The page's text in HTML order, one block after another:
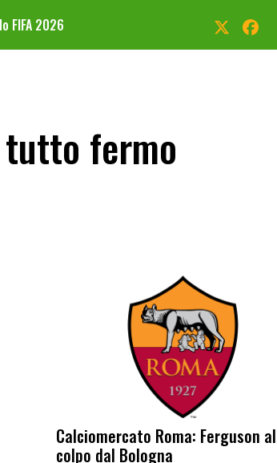
FIFA 2026
tutto fermo
Calciomercato Roma: Ferguson
colpo dal Bologna